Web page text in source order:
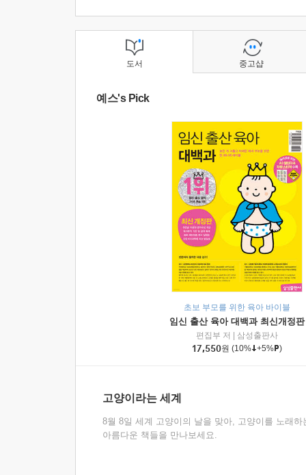
도서
예스's Pick
초보 부모를 위한 육아 바이블
임신 출산 육아 대백과 최신개정판
편집부 저
삼성출판사
17,550원 (10% +5% )
고양이라는 세계
8월 8일 세계 고양이의 날을 맞아, 고양이를 노래하
아름다운 책들을 만나보세요.
중고샵